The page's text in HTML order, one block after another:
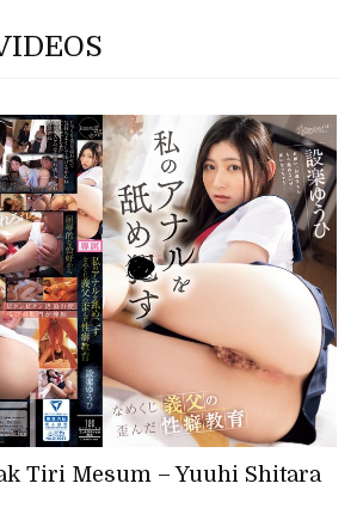
Tiri Mesum – Yuuhi Shitara